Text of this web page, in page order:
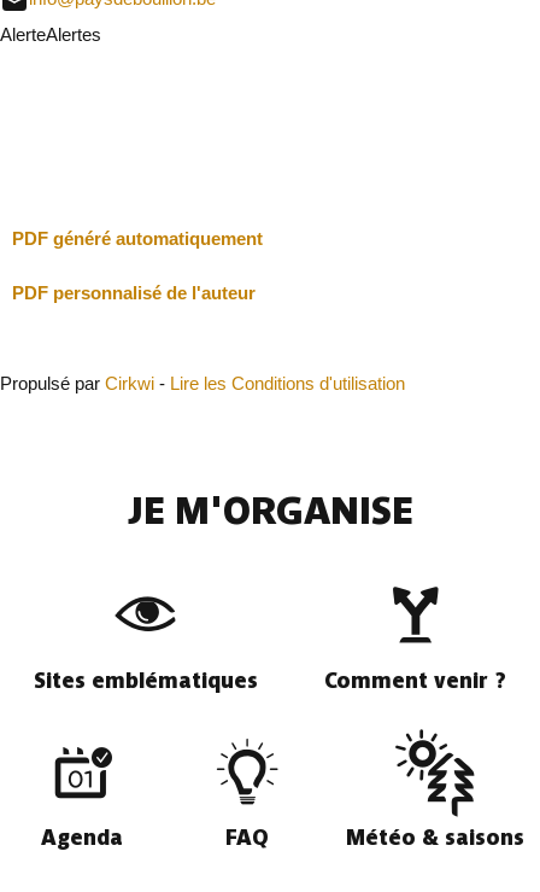
AlerteAlertes
PDF généré automatiquement
PDF personnalisé de l'auteur
Propulsé par Cirkwi - Lire les Conditions d'utilisation
JE M'ORGANISE
Sites emblématiques Comment venir ?
Agenda FAQ Météo & saisons